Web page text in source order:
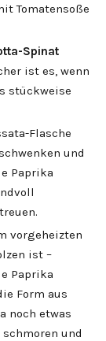
Tomatensoße
Spinat
ist es, wenn
stückweise
Flasche
und
Paprika
vorgeheizten
ist –
Paprika
Form aus
noch etwas
und